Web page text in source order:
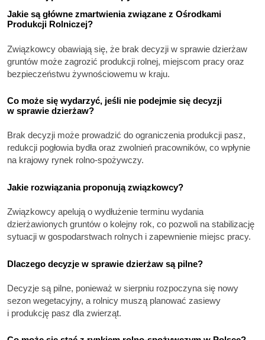
Jakie są główne zmartwienia związane z Ośrodkami
Produkcji Rolniczej?
Związkowcy obawiają się, że brak decyzji w sprawie dzierżaw
gruntów może zagrozić produkcji rolnej, miejscom pracy oraz
bezpieczeństwu żywnościowemu w kraju.
Co może się wydarzyć, jeśli nie podejmie się decyzji
w sprawie dzierżaw?
Brak decyzji może prowadzić do ograniczenia produkcji pasz,
redukcji pogłowia bydła oraz zwolnień pracowników, co wpłynie
na krajowy rynek rolno-spożywczy.
Jakie rozwiązania proponują związkowcy?
Związkowcy apelują o wydłużenie terminu wydania
dzierżawionych gruntów o kolejny rok, co pozwoli na stabilizację
sytuacji w gospodarstwach rolnych i zapewnienie miejsc pracy.
Dlaczego decyzje w sprawie dzierżaw są pilne?
Decyzje są pilne, ponieważ w sierpniu rozpoczyna się nowy
sezon wegetacyjny, a rolnicy muszą planować zasiewy
i produkcję pasz dla zwierząt.